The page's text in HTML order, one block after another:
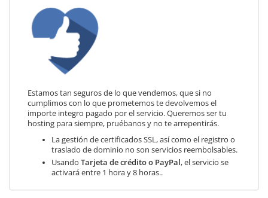
Estamos tan seguros de lo que vendemos, que si no
cumplimos con lo que prometemos te devolvemos el
importe integro pagado por el servicio. Queremos ser tu
hosting para siempre, pruébanos y no te arrepentirás.
La gestión de certificados SSL, así como el registro o
traslado de dominio no son servicios reembolsables.
Usando Tarjeta de crédito o PayPal, el servicio se
activará entre 1 hora y 8 horas..